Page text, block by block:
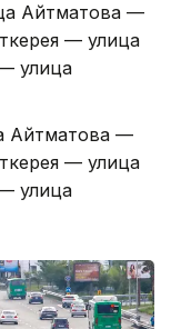
Айтматова —
— улица
улица
Айтматова —
— улица
улица